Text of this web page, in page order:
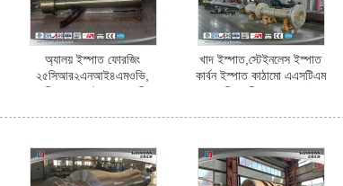
অ্যালয় ইস্পাত ফোরজিং
২৫সিআর২এনআই৪এমওভি,
৩৪সিআরএনআইএমও৬ মেরিন
খাদ ইস্পাত,স্টেইনলেস ইস্পাত
কার্বন ইস্পাত কাঠামো এএসটিএম
সামুদ্রিক প্রিপেলার শ্যাফ্ট